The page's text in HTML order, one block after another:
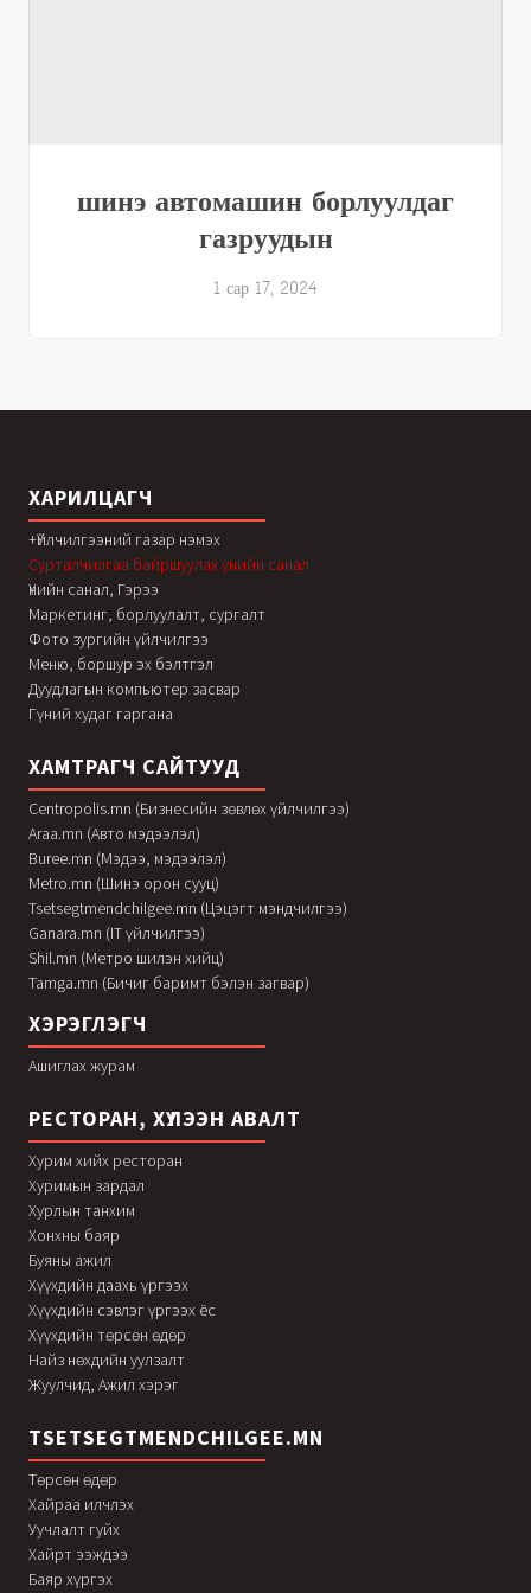
шинэ автомашин борлуулдаг
газруудын
1 сар 17, 2024
ХАРИЛЦАГЧ
+Үйлчилгээний газар нэмэх
Сурталчилгаа байршуулах үнийн санал
Үнийн санал, Гэрээ
Маркетинг, борлуулалт, сургалт
Фото зургийн үйлчилгээ
Меню, боршур эх бэлтгэл
Дуудлагын компьютер засвар
Гүний худаг гаргана
ХАМТРАГЧ САЙТУУД
Centropolis.mn (Бизнесийн зөвлөх үйлчилгээ)
Araa.mn (Авто мэдээлэл)
Buree.mn (Мэдээ, мэдээлэл)
Metro.mn (Шинэ орон сууц)
Tsetsegtmendchilgee.mn (Цэцэгт мэндчилгээ)
Ganara.mn (IT үйлчилгээ)
Shil.mn (Метро шилэн хийц)
Tamga.mn (Бичиг баримт бэлэн загвар)
ХЭРЭГЛЭГЧ
Ашиглах журам
РЕСТОРАН, ХҮЛЭЭН АВАЛТ
Хурим хийх ресторан
Хуримын зардал
Хурлын танхим
Хонхны баяр
Буяны ажил
Хүүхдийн даахь үргээх
Хүүхдийн сэвлэг үргээх ёс
Хүүхдийн төрсөн өдөр
Найз нөхдийн уулзалт
Жуулчид, Ажил хэрэг
TSETSEGTMENDCHILGEE.MN
Төрсөн өдөр
Хайраа илчлэх
Уучлалт гуйх
Хайрт ээждээ
Баяр хүргэх